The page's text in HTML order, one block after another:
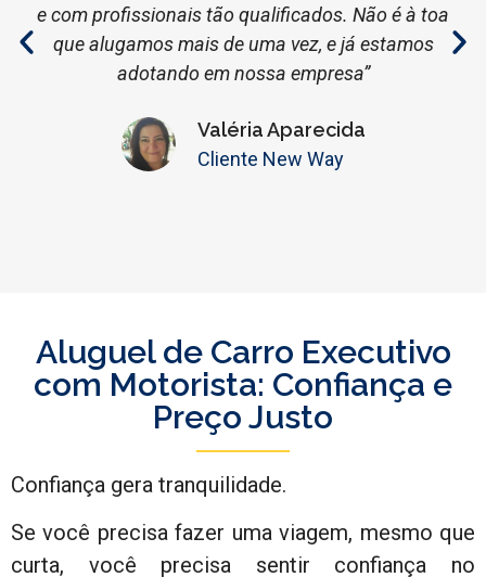
e com profissionais tão qualificados. Não é à toa
que alugamos mais de uma vez, e já estamos
adotando em nossa empresa”
Valéria Aparecida
Cliente New Way
Aluguel de Carro Executivo
com Motorista: Confiança e
Preço Justo
Confiança gera tranquilidade.
Se você precisa fazer uma viagem, mesmo que
curta, você precisa sentir confiança no